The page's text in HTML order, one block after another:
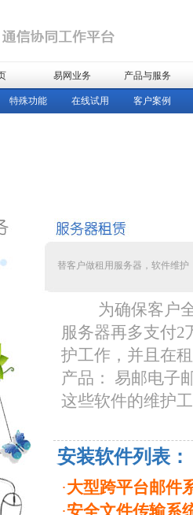
易网业务 产品与服务
特殊功能 在线试用 客户案例
替客户做租用服务器，软件维
为确保客户全
服务器再多支付2
护工作，并且在
产品： 易邮电子
这些软件的维护
安装软件列表：
·大型跨平台邮件
·安全文件传输系